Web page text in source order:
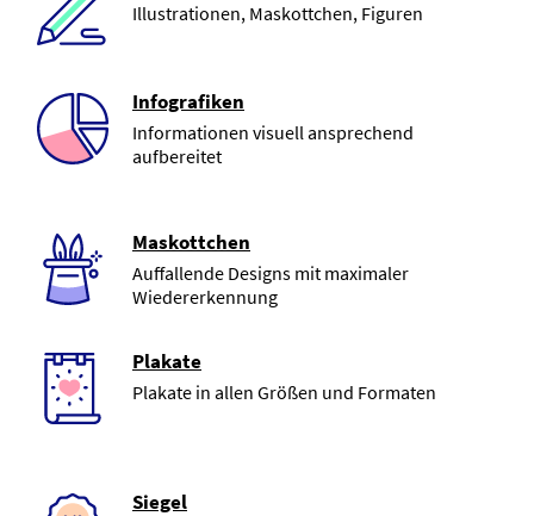
Illustrationen, Maskottchen, Figuren
Infografiken
Informationen visuell ansprechend
aufbereitet
Maskottchen
Auffallende Designs mit maximaler
Wiedererkennung
Plakate
Plakate in allen Größen und Formaten
Siegel